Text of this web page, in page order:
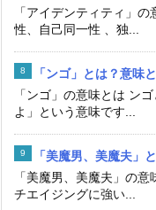
「アイデンティティ」
性、自己同一性 、独...
「ンゴ」とは？意味
「ンゴ」の意味とは ン
よ」という意味です...
「美魔男、美魔夫」
「美魔男、美魔夫」の
チエイジングに強い...